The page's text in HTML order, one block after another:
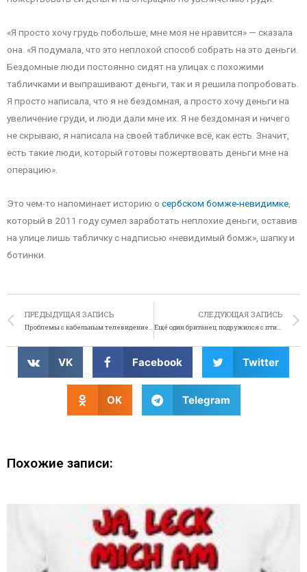
«Я просто хочу грудь побольше, мне моя не нравится» — сказала
она. «Я подумала, что это неплохой способ собрать на это деньги.
Бездомные люди постоянно сидят на улицах с похожими
табличками и выпрашивают деньги, так и я решила попробовать.
Я просто написала, что я не бездомная, а просто хочу деньги на
увеличение груди, и люди дали мне их. Я не бездомная и ничего
не скрываю, я написала на своей табличке всё, как есть. Значит,
есть такие люди, который готовы пожертвовать деньги мне на
операцию».
Это чем-то напоминает историю о сербском бомже-невидимке
который в 2011 году сумел заработать неплохие деньги, оставив
на улице лишь табличку с надписью «невидимый бомж», шапку и
ботинки.
ПРЕДЫДУЩАЯ ЗАПИСЬ
Проблемы с кабельным телевидением вызвали панику в американском городе
СЛЕДУЮЩАЯ ЗАПИСЬ
Ещё один британец подружился с птицей
VK Facebook Twitter
OK Telegram
Похожие записи: